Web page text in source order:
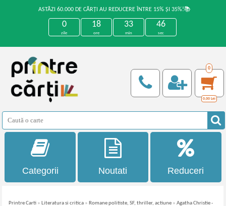
ASTĂZI 60.000 DE CĂRȚI AU REDUCERE ÎNTRE 15% ȘI 35%!📚
0
zile
18
ore
33
min
46
sec
0
0,00 Lei
Categorii Noutati Reduceri
Printre Carti » Literatura si critica » Romane politiste, SF, thriller, actiune »Agatha Christie -